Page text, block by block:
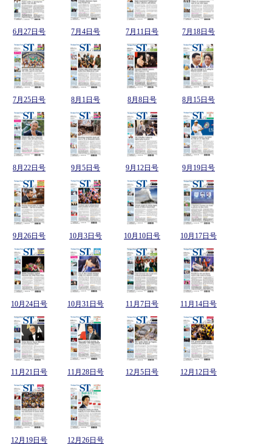
6月27日号 7月4日号 7月11日号 7月18日号
7月25日号 8月1日号 8月8日号 8月15日号
8月22日号 9月5日号 9月12日号 9月19日号
9月26日号 10月3日号 10月10日号 10月17日号
10月24日号 10月31日号 11月7日号 11月14日号
11月21日号 11月28日号 12月5日号 12月12日号
12月19日号 12月26日号